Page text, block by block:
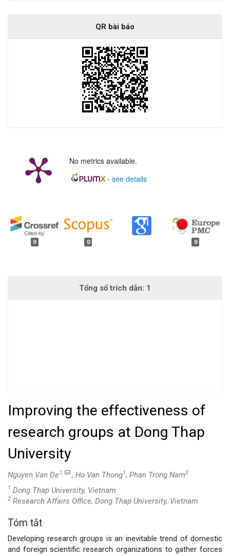
QR bài báo
No metrics available.
- see details
0 0 0
Improving the effectiveness of
research groups at Dong Thap
University
Nguyen Van De1, , Ho Van Thong1, Phan Trong Nam2
1 Dong Thap University, Vietnam
2 Research Affairs Office, Dong Thap University, Vietnam
Nội
dung
Tóm tắt
Developing research groups is an inevitable trend of domestic
and foreign scientific research organizations to gather forces